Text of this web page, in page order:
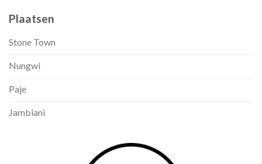
Plaatsen
Stone Town
Nungwi
Paje
Jambiani